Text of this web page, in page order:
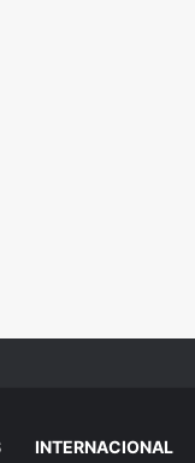
INTERNACIONAL